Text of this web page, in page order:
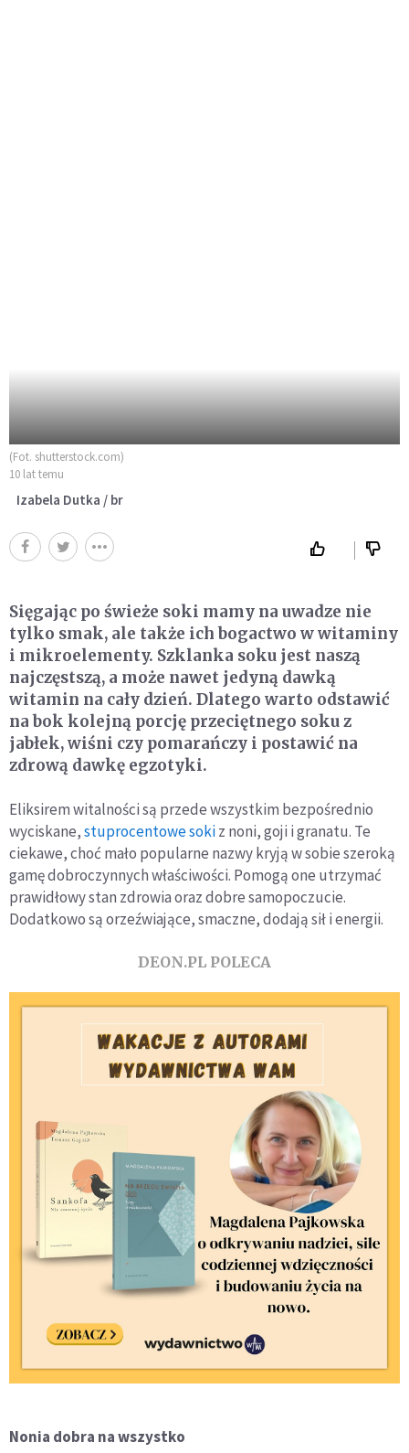
(Fot. shutterstock.com)
10 lat temu
Izabela Dutka / br
Sięgając po świeże soki mamy na uwadze nie
tylko smak, ale także ich bogactwo w witaminy
i mikroelementy. Szklanka soku jest naszą
najczęstszą, a może nawet jedyną dawką
witamin na cały dzień. Dlatego warto odstawić
na bok kolejną porcję przeciętnego soku z
jabłek, wiśni czy pomarańczy i postawić na
zdrową dawkę egzotyki.
Eliksirem witalności są przede wszystkim bezpośrednio
wyciskane,stuprocentowe sokiz noni, goji i granatu. Te
ciekawe, choć mało popularne nazwy kryją w sobie szeroką
gamę dobroczynnych właściwości. Pomogą one utrzymać
prawidłowy stan zdrowia oraz dobre samopoczucie.
Dodatkowo są orzeźwiające, smaczne, dodają sił i energii.
DEON.PL POLECA
Nonia dobra na wszystko